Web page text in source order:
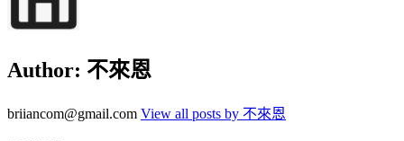
Author: 不來恩
briiancom@gmail.com View all posts by 不來恩